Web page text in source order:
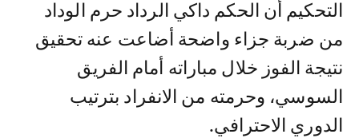
التحكيم أن الحكم داكي الرداد حرم الوداد
من ضربة جزاء واضحة أضاعت عنه تحقيق
نتيجة الفوز خلال مباراته أمام الفريق
السوسي، وحرمته من الانفراد بترتيب
الدوري الاحترافي.